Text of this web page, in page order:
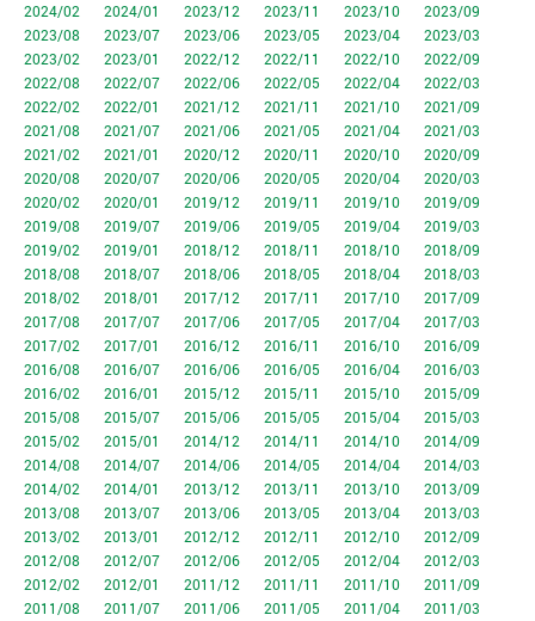
2024/02
2024/01 2023/12 2023/11 2023/10
2023/09
2023/08
2023/07 2023/06 2023/05 2023/04
2023/03
2023/02
2023/01 2022/12 2022/11 2022/10
2022/09
2022/08
2022/07 2022/06 2022/05 2022/04
2022/03
2022/02
2022/01 2021/12 2021/11 2021/10
2021/09
2021/08
2021/07 2021/06 2021/05 2021/04
2021/03
2021/02
2021/01 2020/12 2020/11 2020/10
2020/09
2020/08
2020/07 2020/06 2020/05 2020/04
2020/03
2020/02
2020/01 2019/12 2019/11 2019/10
2019/09
2019/08
2019/07 2019/06 2019/05 2019/04
2019/03
2019/02
2019/01 2018/12 2018/11 2018/10
2018/09
2018/08
2018/07 2018/06 2018/05 2018/04
2018/03
2018/02
2018/01 2017/12 2017/11 2017/10
2017/09
2017/08
2017/07 2017/06 2017/05 2017/04
2017/03
2017/02
2017/01 2016/12 2016/11 2016/10
2016/09
2016/08
2016/07 2016/06 2016/05 2016/04
2016/03
2016/02
2016/01 2015/12 2015/11 2015/10
2015/09
2015/08
2015/07 2015/06 2015/05 2015/04
2015/03
2015/02
2015/01 2014/12 2014/11 2014/10
2014/09
2014/08
2014/07 2014/06 2014/05 2014/04
2014/03
2014/02
2014/01 2013/12 2013/11 2013/10
2013/09
2013/08
2013/07 2013/06 2013/05 2013/04
2013/03
2013/02
2013/01 2012/12 2012/11 2012/10
2012/09
2012/08
2012/07 2012/06 2012/05 2012/04
2012/03
2012/02
2012/01 2011/12 2011/11 2011/10
2011/09
2011/08
2011/07 2011/06 2011/05 2011/04
2011/03